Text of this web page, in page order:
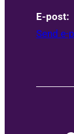
E-post:
Send e-